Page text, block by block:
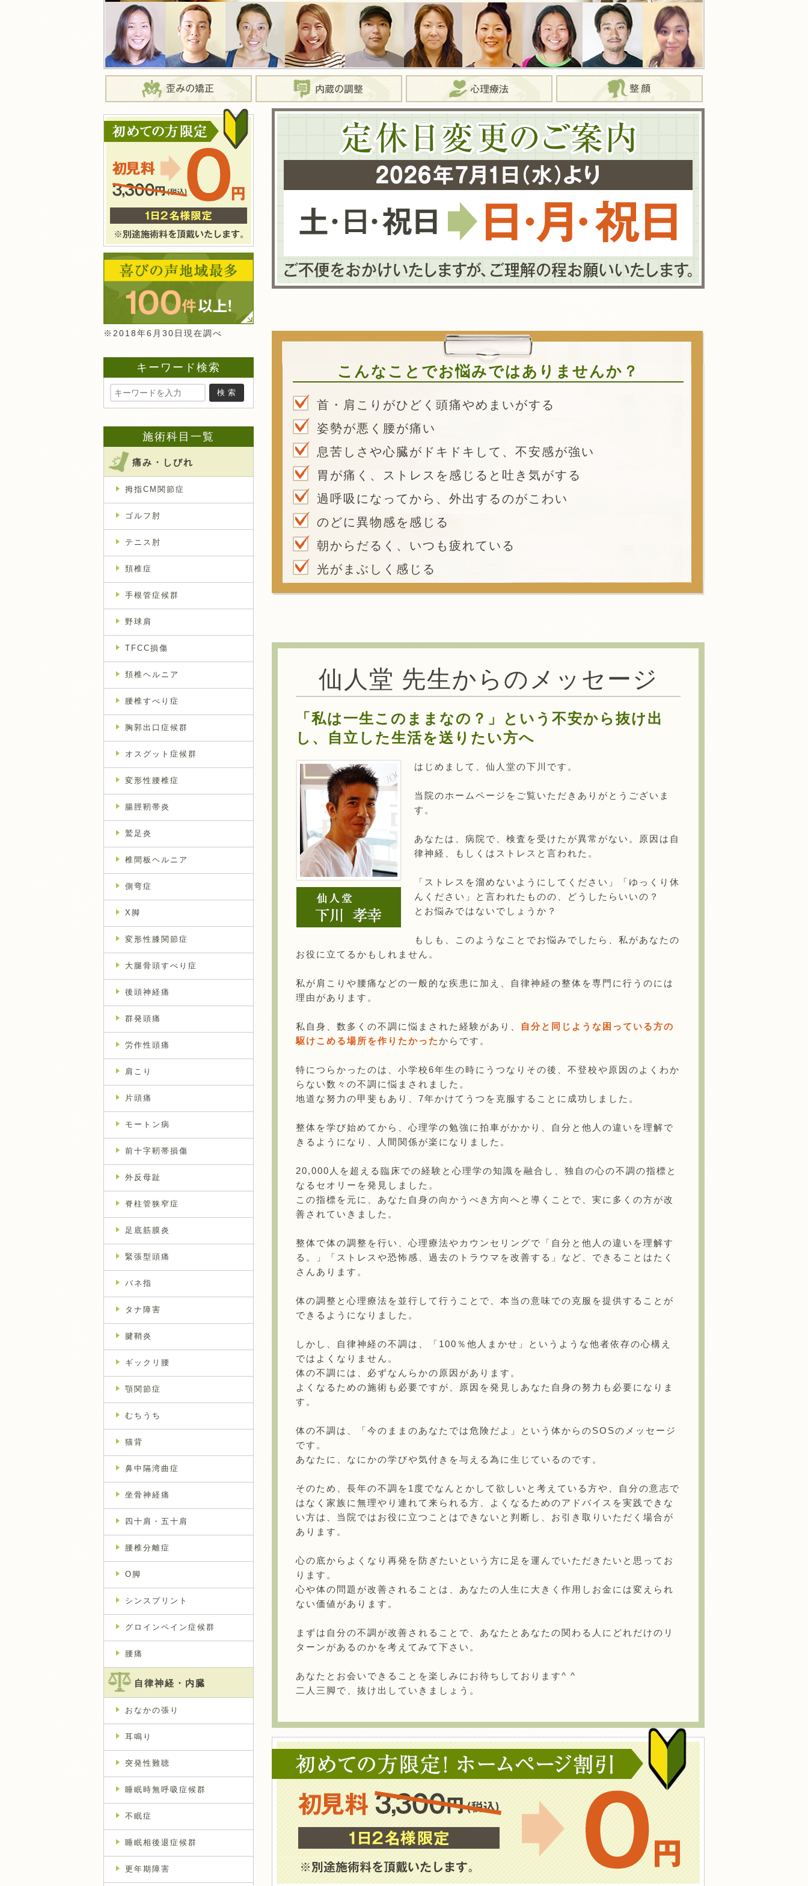
こんなことでお悩みではありませんか？
首・肩こりがひどく頭痛やめまいがする
姿勢が悪く腰が痛い
息苦しさや心臓がドキドキして、不安感が強い
胃が痛く、ストレスを感じると吐き気がする
過呼吸になってから、外出するのがこわい
のどに異物感を感じる
朝からだるく、いつも疲れている
光がまぶしく感じる
仙人堂 先生からのメッセージ
「私は一生このままなの？」という不安から抜け出
し、自立した生活を送りたい方へ
はじめまして、仙人堂の下川です。
当院のホームページをご覧いただきありがとうございま
す。
あなたは、病院で、検査を受けたが異常がない。原因は自
律神経、もしくはストレスと言われた。
「ストレスを溜めないようにしてください」「ゆっくり休
んください」と言われたものの、どうしたらいいの？
とお悩みではないでしょうか？
もしも、このようなことでお悩みでしたら、私があなたの
お役に立てるかもしれません。
私が肩こりや腰痛などの一般的な疾患に加え、自律神経の整体を専門に行うのには
理由があります。
私自身、数多くの不調に悩まされた経験があり、
自分と同じような困っている方の
駆けこめる場所を作りたかったからです。
特につらかったのは、小学校6年生の時にうつなりその後、不登校や原因のよくわか
らない数々の不調に悩まされました。
地道な努力の甲斐もあり、7年かけてうつを克服することに成功しました。
整体を学び始めてから、心理学の勉強に拍車がかかり、自分と他人の違いを理解で
きるようになり、人間関係が楽になりました。
20,000人を超える臨床での経験と心理学の知識を融合し、独自の心の不調の指標と
なるセオリーを発見しました。
この指標を元に、あなた自身の向かうべき方向へと導くことで、実に多くの方が改
善されていきました。
整体で体の調整を行い、心理療法やカウンセリングで「自分と他人の違いを理解す
る。」「ストレスや恐怖感、過去のトラウマを改善する」など、できることはたく
さんあります。
体の調整と心理療法を並行して行うことで、本当の意味での克服を提供することが
できるようになりました。
しかし、自律神経の不調は、「100％他人まかせ」というような他者依存の心構え
ではよくなりません。
体の不調には、必ずなんらかの原因があります。
よくなるための施術も必要ですが、原因を発見しあなた自身の努力も必要になりま
す。
体の不調は、「今のままのあなたでは危険だよ」という体からのSOSのメッセージ
です。
あなたに、なにかの学びや気付きを与える為に生じているのです。
そのため、長年の不調を1度でなんとかして欲しいと考えている方や、自分の意志で
はなく家族に無理やり連れて来られる方、よくなるためのアドバイスを実践できな
い方は、当院ではお役に立つことはできないと判断し、お引き取りいただく場合が
あります。
心の底からよくなり再発を防ぎたいという方に足を運んでいただきたいと思ってお
ります。
心や体の問題が改善されることは、あなたの人生に大きく作用しお金には変えられ
ない価値があります。
まずは自分の不調が改善されることで、あなたとあなたの関わる人にどれだけのリ
ターンがあるのかを考えてみて下さい。
あなたとお会いできることを楽しみにお待ちしております^ ^
二人三脚で、抜け出していきましょう。
※2018年6月30日現在調べ
キーワード検索
施術科目一覧
痛み・しびれ
拇指CM関節症
ゴルフ肘
テニス肘
頚椎症
手根管症候群
野球肩
TFCC損傷
頚椎ヘルニア
腰椎すべり症
胸郭出口症候群
オスグット症候群
変形性腰椎症
腸脛靭帯炎
鷲足炎
椎間板ヘルニア
側弯症
X脚
変形性膝関節症
大腿骨頭すべり症
後頭神経痛
群発頭痛
労作性頭痛
肩こり
片頭痛
モートン病
前十字靭帯損傷
外反母趾
脊柱管狭窄症
足底筋膜炎
緊張型頭痛
バネ指
タナ障害
腱鞘炎
ギックリ腰
顎関節症
むちうち
猫背
鼻中隔湾曲症
坐骨神経痛
四十肩・五十肩
腰椎分離症
O脚
シンスプリント
グロインペイン症候群
腰痛
自律神経・内臓
おなかの張り
耳鳴り
突発性難聴
睡眠時無呼吸症候群
不眠症
睡眠相後退症候群
更年期障害